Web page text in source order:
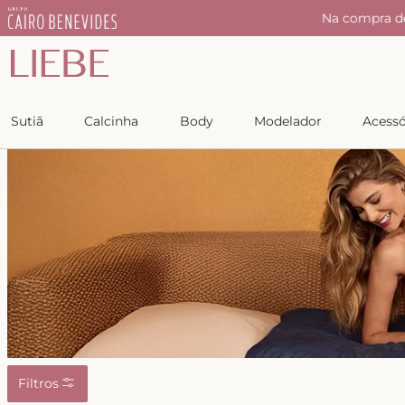
Na compra
Sutiã Calcinha Body Modelador
Filtros